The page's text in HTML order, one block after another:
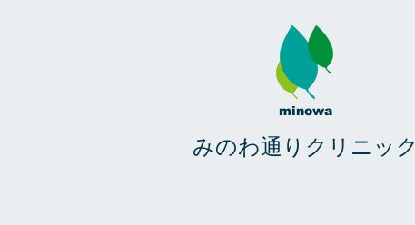
minowa
みのわ通りクリニック